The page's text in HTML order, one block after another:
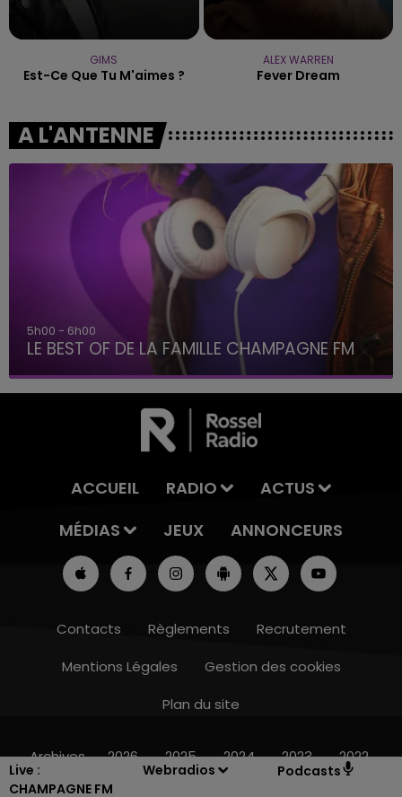
Live :
CHAMPAGNE FM
Webradios Podcasts
GIMS
Est-Ce Que Tu M'aimes ?
ALEX WARREN
Fever Dream
A L'ANTENNE
- 6h00
OF DE LA FAMILLE CHAMPAGNE FM
ACCUEIL RADIO
ACTUS
MÉDIAS
JEUX ANNONCEURS
Contacts Règlements
Recrutement
Mentions Légales
Gestion des cookies
Plan du site
Archives 2026 2025 2024 2023 2022